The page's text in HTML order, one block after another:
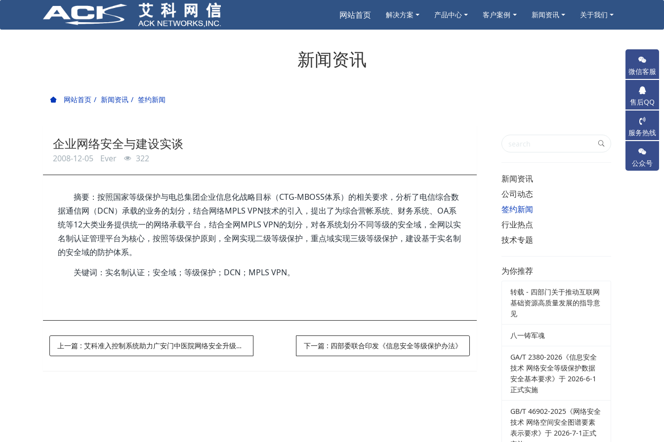
网站首页 解决方案 产品中心 客户案例 新闻资讯 关于我们
新闻资讯
网站首页 新闻资讯 签约新闻
企业网络安全与建设实谈
2008-12-05 Ever 322
摘要：按照国家等级保护与电总集团企业信息化战略目标（CTG-MBOSS体系）的相关要求，分析了电信综合数
据通信网（DCN）承载的业务的划分，结合网络MPLS VPN技术的引入，提出了为综合营帐系统、财务系统、OA系
统等12大类业务提供统一的网络承载平台，结合全网MPLS VPN的划分，对各系统划分不同等级的安全域，全网以实
名制认证管理平台为核心，按照等级保护原则，全网实现二级等级保护，重点域实现三级等级保护，建设基于实名制
的安全域的防护体系。
关键词：实名制认证；安全域；等级保护；DCN；MPLS VPN。
上一篇 :艾科准入控制系统助力广安门中医院网络安全升级改造 下一篇 : 四部委联合印发《信息安全等级保护办法》
新闻资讯
公司动态
签约新闻
行业热点
技术专题
为你推荐
转载 - 四部门关于推动互联网
基础资源高质量发展的指导意
见
八一铸军魂
GA/T 2380-2026《信息安全
技术 网络安全等级保护数据
安全基本要求》于 2026-6-1
正式实施
GB/T 46902-2025《网络安全
技术 网络空间安全图谱要素
表示要求》于 2026-7-1正式
微信客服
售后QQ
服务热线
公众号